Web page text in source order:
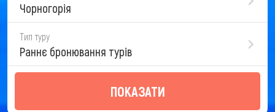
Чорногорія
Тип туру
Раннє бронювання турів
ПОКАЗАТИ